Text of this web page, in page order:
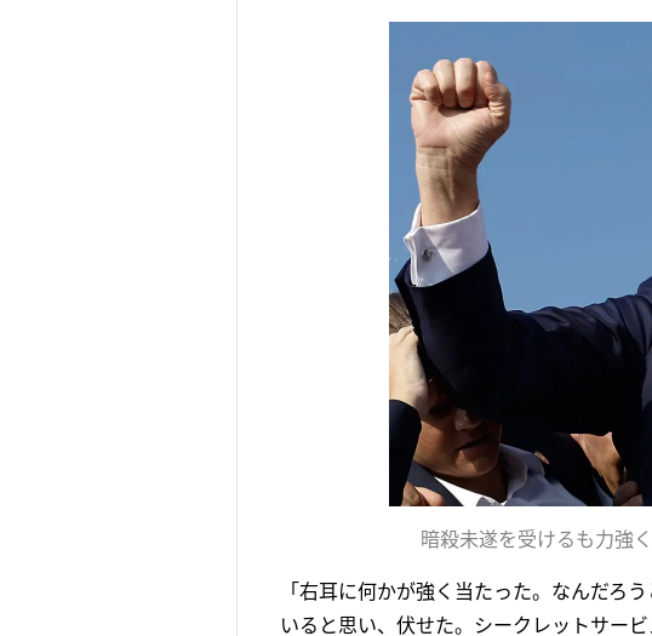
暗殺未遂を受けるも力強
「右耳に何かが強く当たった。なんだろ
いると思い、伏せた。シークレットサー